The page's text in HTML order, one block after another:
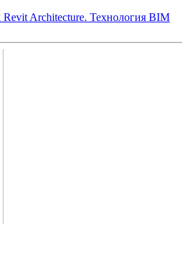
Revit Architecture. Технология BIM